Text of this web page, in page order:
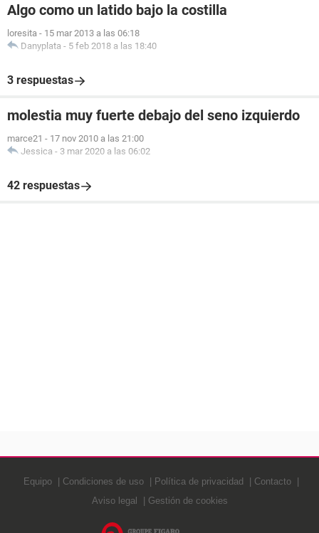
Algo como un latido bajo la costilla
loresita - 15 mar 2013 a las 06:18
Danyplata - 5 feb 2018 a las 18:40
3 respuestas
molestia muy fuerte debajo del seno izquierdo
marce21 - 17 nov 2010 a las 21:00
Jessica - 3 mar 2020 a las 06:02
42 respuestas
Equipo Condiciones de uso Política de privacidad
Contacto
Aviso legal
Gestión de cookies